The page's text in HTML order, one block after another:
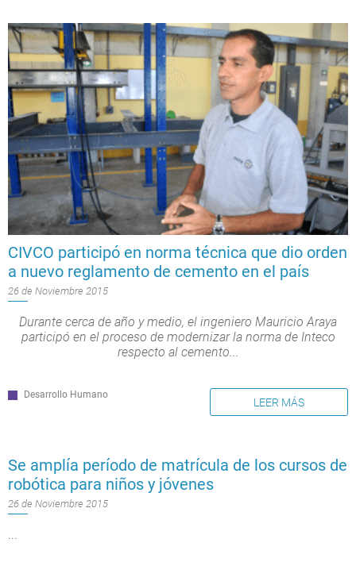
CIVCO participó en norma técnica que dio orden
a nuevo reglamento de cemento en el país
26 de Noviembre 2015
Durante cerca de año y medio, el ingeniero Mauricio Araya
participó en el proceso de modernizar la norma de Inteco
respecto al cemento...
Desarrollo Humano
LEER MÁS
Se amplía período de matrícula de los cursos de
robótica para niños y jóvenes
26 de Noviembre 2015
...